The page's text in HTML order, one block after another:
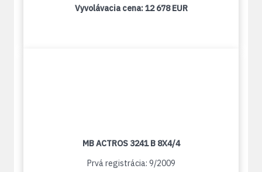
Vyvolávacia cena:12 678 EUR
MB ACTROS 3241 B 8X4/4
Prvá registrácia: 9/2009